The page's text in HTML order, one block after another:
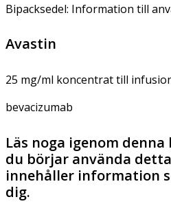
Bipacksedel: Information till
Avastin
25 mg/ml koncentrat till
bevacizumab
Läs noga igenom
du börjar använda
innehåller information
dig.